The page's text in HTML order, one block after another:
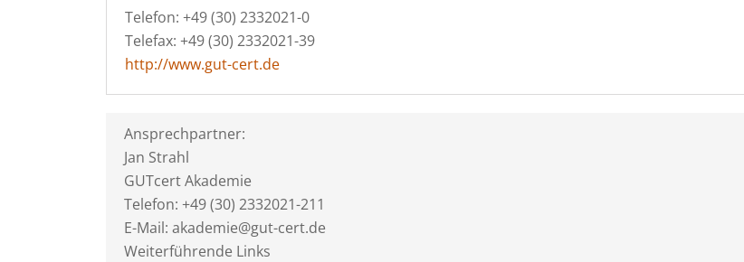
Telefon: +49 (30) 2332021-0
Telefax: +49 (30) 2332021-39
http://www.gut-cert.de
Ansprechpartner:
Jan Strahl
GUTcert Akademie
Telefon: +49 (30) 2332021-211
E-Mail: akademie@gut-cert.de
Weiterführende Links